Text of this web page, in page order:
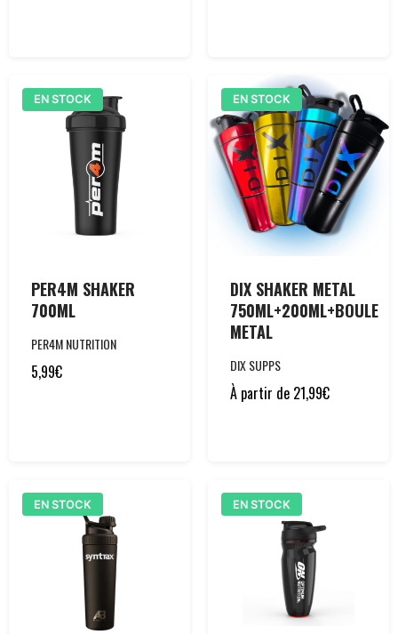
EN STOCK
PER4M SHAKER
700ML
PER4M NUTRITION
5,99€
EN STOCK
DIX SHAKER METAL
750ML+200ML+BOULE
METAL
DIX SUPPS
À partir de 21,99€
EN STOCK EN STOCK